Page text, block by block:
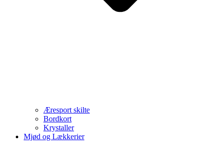
Æresport skilte
Bordkort
Krystaller
Mjød og Lækkerier